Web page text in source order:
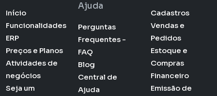
Início
Funcionalidades
ERP
Preços e Planos
Atividades de
negócios
Seja um
Ajuda
Perguntas
Frequentes -
FAQ
Blog
Central de
Ajuda
Cadastros
Vendas e
Pedidos
Estoque e
Compras
Financeiro
Emissão de